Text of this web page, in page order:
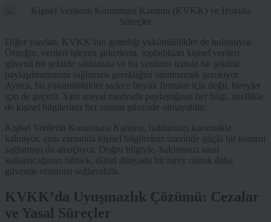
Diğer yandan, KVKK’nın getirdiği yükümlülükler de bulunuyor.
Örneğin, verileri işleyen şirketlerin, topladıkları kişisel verileri
güvenli bir şekilde saklaması ve bu verilerin izinsiz bir şekilde
paylaşılmamasını sağlaması gerektiğini unutmamak gerekiyor.
Ayrıca, bu yükümlülükler sadece büyük firmalar için değil, bireyler
için de geçerli. Yani sosyal medyada paylaştığınız her bilgi, özellikle
de kişisel bilgileriniz her zaman güvende olmayabilir.
Kişisel Verilerin Korunması Kanunu, haklarınızı korumakla
kalmıyor, aynı zamanda kişisel bilgileriniz üzerinde güçlü bir kontrol
sağlamayı da amaçlıyor. Doğru bilgiyle, haklarınızı nasıl
kullanacağınızı bilmek, dijital dünyada bir birey olarak daha
güvende olmanızı sağlayabilir.
KVKK’da Uyuşmazlık Çözümü: Cezalar
ve Yasal Süreçler